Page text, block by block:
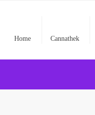
Home Cannathek